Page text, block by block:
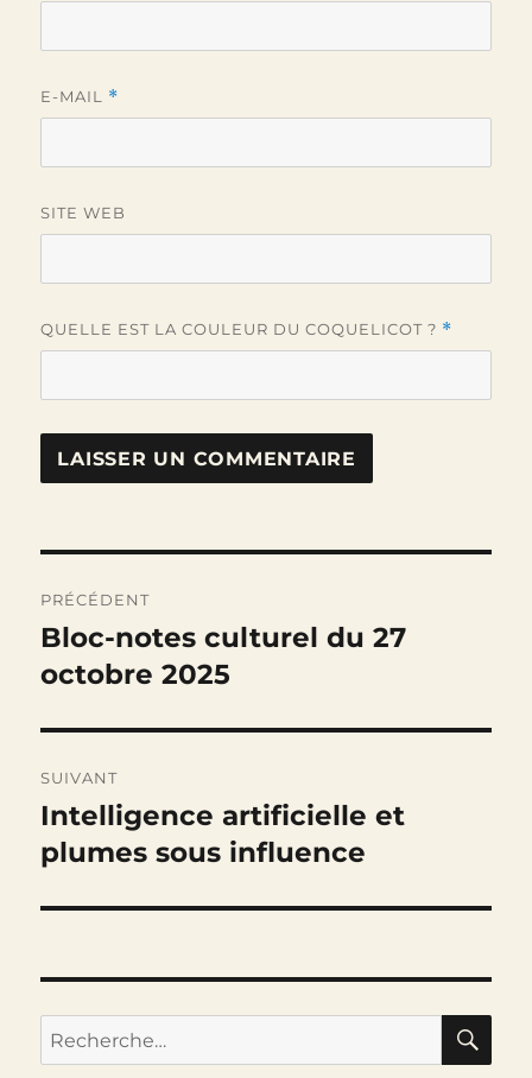
E-MAIL *
SITE WEB
QUELLE EST LA COULEUR DU COQUELICOT ? *
de
l’article
PRÉCÉDENT
Publication
précédente :
Bloc-notes culturel du 27
octobre 2025
SUIVANT
Publication
suivante :
Intelligence artificielle et
plumes sous influence
Recherche
pour :